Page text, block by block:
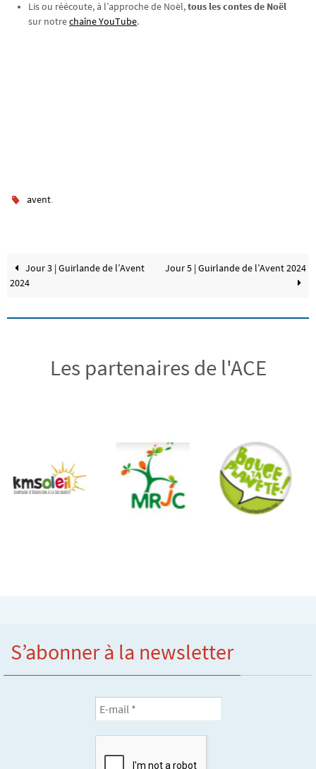
Lis ou réécoute, à l’approche de Noël,tous les contes de Noël
sur notrechaîne YouTube.
avent.
Jour 3 | Guirlande de l’Avent
2024
Jour 5 | Guirlande de l’Avent 2024
Les partenaires de l'ACE
S’abonner à la newsletter